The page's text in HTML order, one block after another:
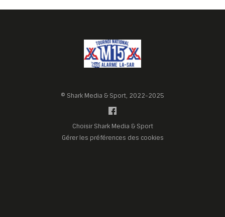
© Shark Media & Sport, 2022-2025
Choisir Shark Media & Sport
Gérer les préférences des cookies